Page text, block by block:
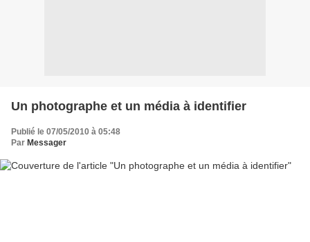
Un photographe et un média à identifier
Publié le 07/05/2010 à 05:48
Par Messager